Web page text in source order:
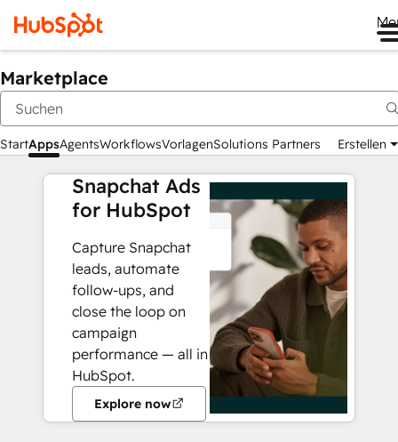
Marketplace
StartAppsAgentsWorkflowsVorlagenSolutions Partners Erstellen
Snapchat Ads
for HubSpot
Capture Snapchat
leads, automate
follow-ups, and
close the loop on
campaign
performance — all in
HubSpot.
Explore now